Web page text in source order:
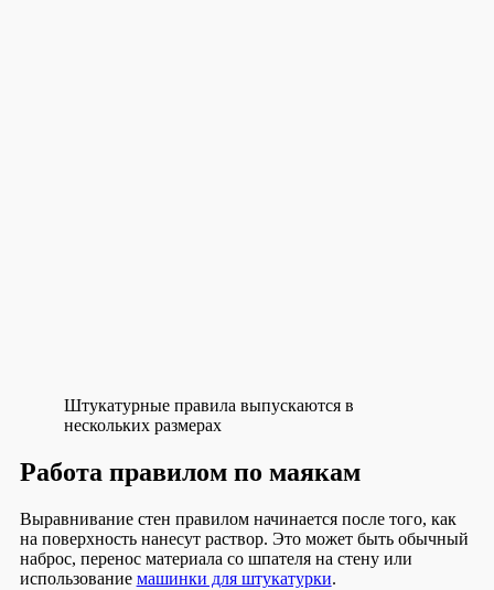
Штукатурные правила выпускаются в
нескольких размерах
Работа правилом по маякам
Выравнивание стен правилом начинается после того, как
на поверхность нанесут раствор. Это может быть обычный
наброс, перенос материала со шпателя на стену или
использование машинки для штукатурки.